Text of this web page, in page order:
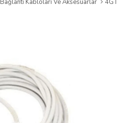
Bağlantı Kabloları Ve Aksesuarlar 4G